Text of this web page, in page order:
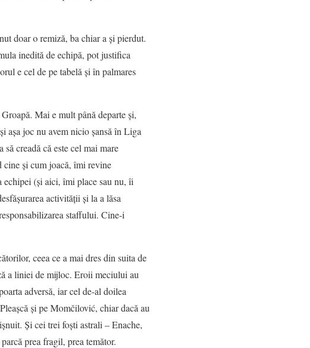
doar o remiză, ba chiar a și pierdut.
inedită de echipă, pot justifica
e cel de pe tabelă și în palmares
Mai e mult până departe și,
așa joc nu avem nicio șansă în Liga
creadă că este cel mai mare
cine și cum joacă, îmi revine
echipei (și aici, îmi place sau nu, îi
activității și la a lăsa
staffului. Cine-i
ceea ce a mai dres din suita de
a liniei de mijloc. Eroii meciului au
adversă, iar cel de-al doilea
și pe Momčilović, chiar dacă au
Și cei trei foști astrali – Enache,
prea fragil, prea temător.